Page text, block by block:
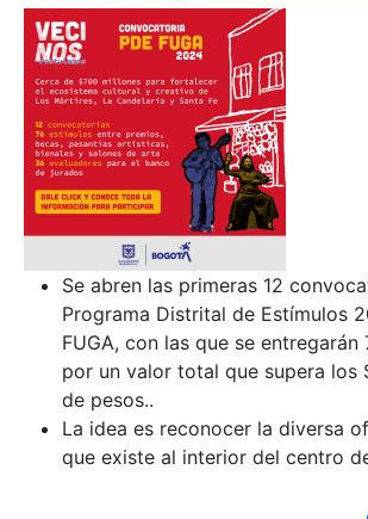
Se abren las primeras 12
Programa Distrital de Estímulos
FUGA, con las que se entregarán
por un valor total que supera los
de pesos..
La idea es reconocer la diversa
que existe al interior del centro